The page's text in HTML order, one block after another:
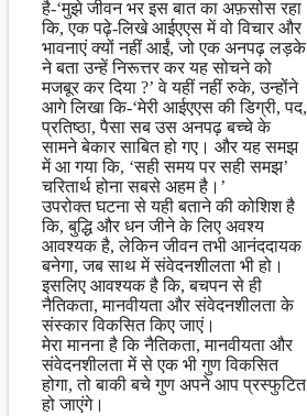
है-‘मुझे जीवन भर इस बात का अफ़सोस रहा
कि, एक पढ़े-लिखे आईएएस में वो विचार और
भावनाएं क्यों नहीं आईं, जो एक अनपढ़ लड़के
ने बता उन्हें निरूत्तर कर यह सोचने को
मजबूर कर दिया ?’ वे यहीं नहीं रुके, उन्होंने
आगे लिखा कि-‘मेरी आईएएस की डिग्री, पद,
प्रतिष्ठा, पैसा सब उस अनपढ़ बच्चे के
सामने बेकार साबित हो गए। और यह समझ
में आ गया कि, ‘सही समय पर सही समझ’
चरितार्थ होना सबसे अहम है।’
उपरोक्त घटना से यही बताने की कोशिश है
कि, बुद्धि और धन जीने के लिए अवश्य
आवश्यक है, लेकिन जीवन तभी आनंददायक
बनेगा, जब साथ में संवेदनशीलता भी हो।
इसलिए आवश्यक है कि, बचपन से ही
नैतिकता, मानवीयता और संवेदनशीलता के
संस्कार विकसित किए जाएं।
मेरा मानना है कि नैतिकता, मानवीयता और
संवेदनशीलता में से एक भी गुण विकसित
होगा, तो बाकी बचे गुण अपने आप प्रस्फुटित
हो जाएंगे।